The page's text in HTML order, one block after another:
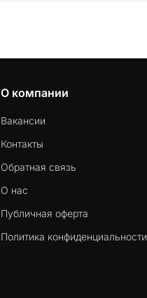
О компании
Вакансии
Контакты
Обратная связь
О нас
Публичная оферта
Политика конфиденциальности